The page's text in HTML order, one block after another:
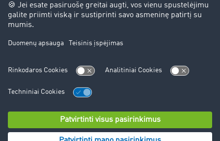
Duomenų apsauga
Slapukų nustatymai
Pagalba